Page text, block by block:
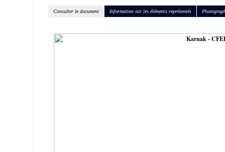
Consulter le document Information sur les éléments représentés